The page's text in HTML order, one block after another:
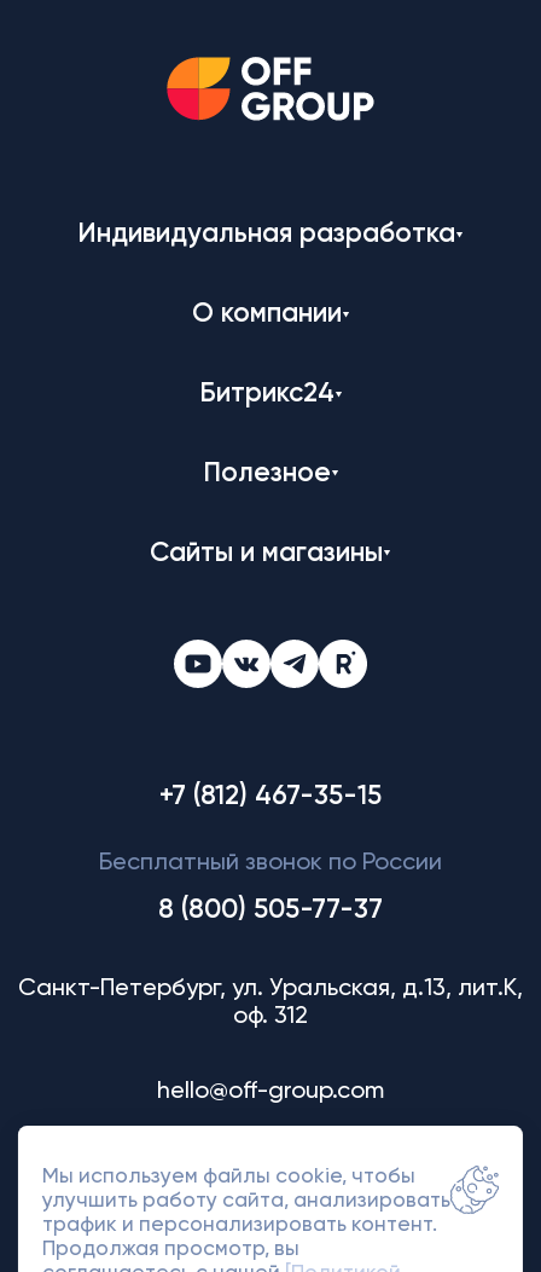
Индивидуальная разработка
О компании
Битрикс24
Полезное
Сайты и магазины
+7 (812) 467-35-15
Бесплатный звонок по России
8 (800) 505-77-37
Санкт-Петербург, ул. Уральская, д.13, лит.К,
оф. 312
hello@off-group.com
Мы используем файлы cookie, чтобы
улучшить работу сайта, анализировать
трафик и персонализировать контент.
Продолжая просмотр, вы